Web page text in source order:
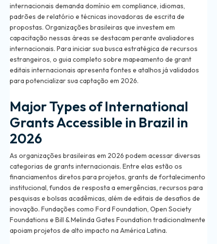
internacionais demanda domínio em compliance, idiomas,
padrões de relatório e técnicas inovadoras de escrita de
propostas. Organizações brasileiras que investem em
capacitação nessas áreas se destacam perante avaliadores
internacionais. Para iniciar sua busca estratégica de recursos
estrangeiros, o guia completo sobre mapeamento de grant
editais internacionais apresenta fontes e atalhos já validados
para potencializar sua captação em 2026.
Major Types of International
Grants Accessible in Brazil in
2026
As organizações brasileiras em 2026 podem acessar diversas
categorias de grants internacionais. Entre elas estão os
financiamentos diretos para projetos, grants de fortalecimento
institucional, fundos de resposta a emergências, recursos para
pesquisas e bolsas acadêmicas, além de editais de desafios de
inovação. Fundações como Ford Foundation, Open Society
Foundations e Bill & Melinda Gates Foundation tradicionalmente
apoiam projetos de alto impacto na América Latina.